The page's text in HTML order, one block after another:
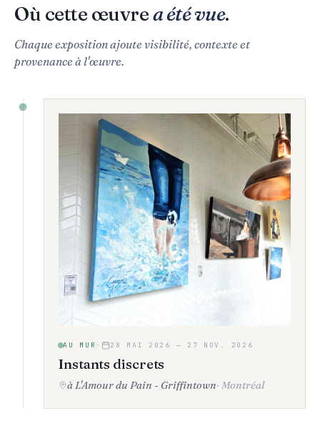
Où cette œuvrea été vue.
Chaque exposition ajoute visibilité, contexte et
provenance à l'œuvre.
AU MUR · 28 MAI 2026 — 27 NOV. 2026
Instants discrets
à L'Amour du Pain - Griffintown· Montréal